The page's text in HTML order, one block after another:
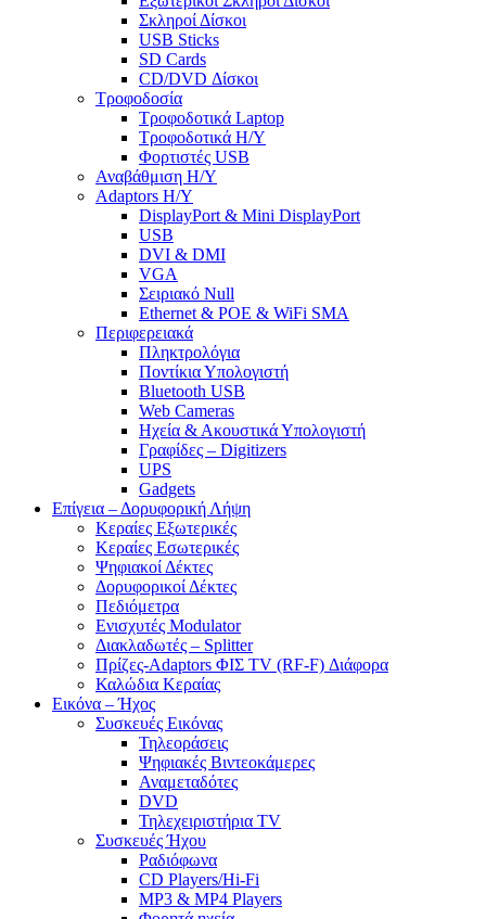
Σκληροί Δίσκοι
USB Sticks
SD Cards
CD/DVD Δίσκοι
Τροφοδοσία
Τροφοδοτικά Laptop
Τροφοδοτικά Η/Υ
Φορτιστές USB
Αναβάθμιση Η/Υ
Adaptors Η/Υ
DisplayPort & Mini DisplayPort
USB
DVI & DMI
VGA
Σειριακό Null
Ethernet & POE & WiFi SMA
Περιφερειακά
Πληκτρολόγια
Ποντίκια Υπολογιστή
Bluetooth USB
Web Cameras
Ηχεία & Ακουστικά Υπολογιστή
Γραφίδες – Digitizers
UPS
Gadgets
Επίγεια – Δορυφορική Λήψη
Κεραίες Εξωτερικές
Κεραίες Εσωτερικές
Ψηφιακοί Δέκτες
Δορυφορικοί Δέκτες
Πεδιόμετρα
Ενισχυτές Modulator
Διακλαδωτές – Splitter
Πρίζες-Adaptors ΦΙΣ TV (RF-F) Διάφορα
Καλώδια Κεραίας
Εικόνα – Ήχος
Συσκευές Εικόνας
Τηλεοράσεις
Ψηφιακές Βιντεοκάμερες
Αναμεταδότες
DVD
Τηλεχειριστήρια TV
Συσκευές Ήχου
Ραδιόφωνα
CD Players/Hi-Fi
MP3 & MP4 Players